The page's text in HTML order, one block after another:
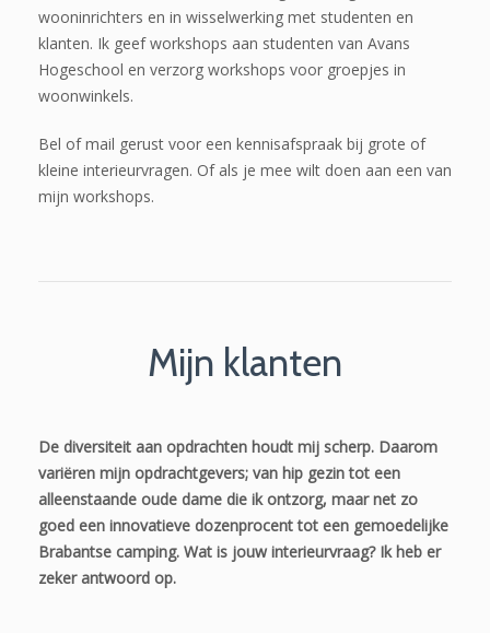
wooninrichters en in wisselwerking met studenten en
klanten. Ik geef workshops aan studenten van Avans
Hogeschool en verzorg workshops voor groepjes in
woonwinkels.
Bel of mail gerust voor een kennisafspraak bij grote of
kleine interieurvragen. Of als je mee wilt doen aan een van
mijn workshops.
Mijn klanten
De diversiteit aan opdrachten houdt mij scherp. Daarom
variëren mijn opdrachtgevers; van hip gezin tot een
alleenstaande oude dame die ik ontzorg, maar net zo
goed een innovatieve dozenprocent tot een gemoedelijke
Brabantse camping. Wat is jouw interieurvraag? Ik heb er
zeker antwoord op.